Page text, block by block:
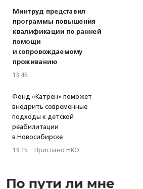
Минтруд представил
программы повышения
квалификации по ранней
помощи
и сопровождаемому
проживанию
13:45
Фонд «Катрен» поможет
внедрить современные
подходы к детской
реабилитации
в Новосибирске
13:15 · Прислано НКО